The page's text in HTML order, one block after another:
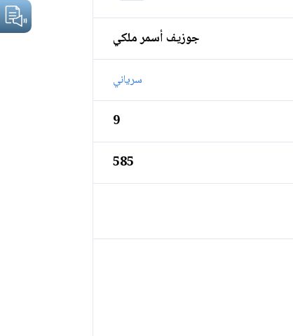
جوزيف أسمر ملكي
سرياني
9
585